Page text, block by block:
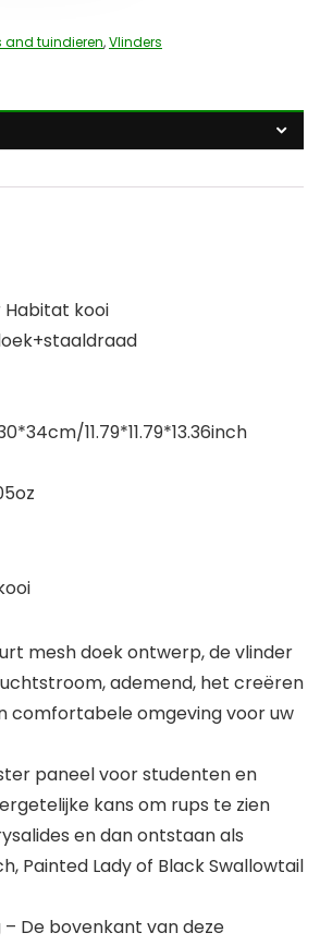
and tuindieren,Vlinders
kooi
11.79*11.79*13.36inch
mesh doek ontwerp, de vlinder
ademend, het creëren
comfortabele omgeving voor uw
paneel voor studenten en
kans om rups te zien
en dan ontstaan als
Painted Lady of Black Swallowtail
De bovenkant van deze